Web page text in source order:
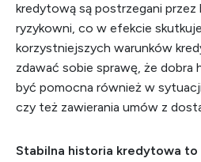
kredytową są postrzegani przez
ryzykowni, co w efekcie
korzystniejszych warunków
zdawać sobie sprawę, że dobra
być pomocna również w
czy też zawierania umów z
Stabilna historia kredytowa